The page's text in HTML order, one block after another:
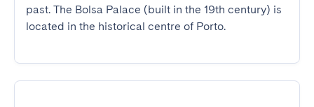
past. The Bolsa Palace (built in the 19th century) is
located in the historical centre of Porto.